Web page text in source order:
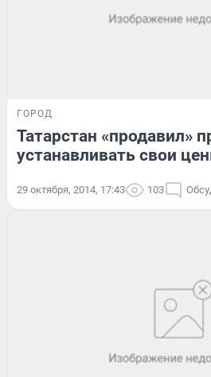
ГОРОД
Татарстан «продавил»
устанавливать свои
29 октября, 2014, 17:43 103